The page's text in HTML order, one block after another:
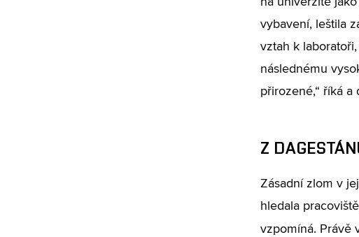
vybavení, leštila
vztah k
následnému
přirozené,“ říká a
Z
Zásadní zlom v
hledala
vzpomíná. Právě